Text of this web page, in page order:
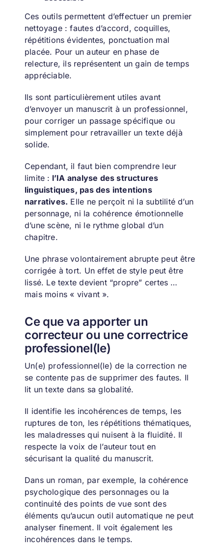
Ces outils permettent d’effectuer un premier
nettoyage : fautes d’accord, coquilles,
répétitions évidentes, ponctuation mal
placée. Pour un auteur en phase de
relecture, ils représentent un gain de temps
appréciable.
Ils sont particulièrement utiles avant
d’envoyer un manuscrit à un professionnel,
pour corriger un passage spécifique ou
simplement pour retravailler un texte déjà
solide.
Cependant, il faut bien comprendre leur
limite : l’IA analyse des structures
linguistiques, pas des intentions
narratives. Elle ne perçoit ni la subtilité d’un
personnage, ni la cohérence émotionnelle
d’une scène, ni le rythme global d’un
chapitre.
Une phrase volontairement abrupte peut être
corrigée à tort. Un effet de style peut être
lissé. Le texte devient “propre” certes …
mais moins « vivant ».
Ce que va apporter un
correcteur ou une correctrice
professionel(le)
Un(e) professionnel(le) de la correction ne
se contente pas de supprimer des fautes. Il
lit un texte dans sa globalité.
Il identifie les incohérences de temps, les
ruptures de ton, les répétitions thématiques,
les maladresses qui nuisent à la fluidité. Il
respecte la voix de l’auteur tout en
sécurisant la qualité du manuscrit.
Dans un roman, par exemple, la cohérence
psychologique des personnages ou la
continuité des points de vue sont des
éléments qu’aucun outil automatique ne peut
analyser finement. Il voit également les
incohérences dans le temps.